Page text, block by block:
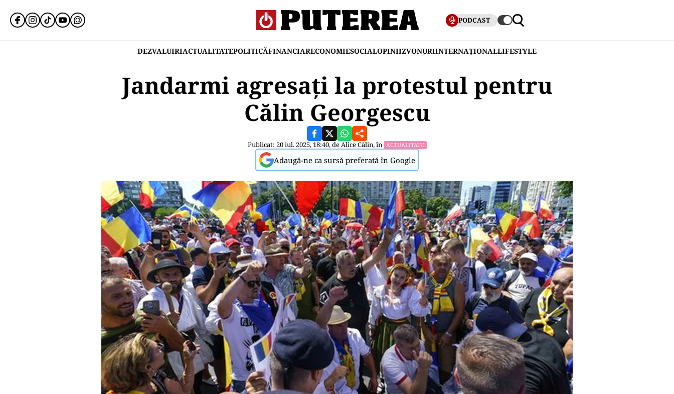
PODCAST
DEZVALUIRIACTUALITATEPOLITICĂFINANCIARECONOMIESOCIALOPINIIZVONURIINTERNAȚIONALLIFESTYLE
Jandarmi agresați la protestul pentru
Călin Georgescu
Publicat: 20 iul. 2025, 18:40, deAlice Călin, în ACTUALITATE
Adaugă-ne ca sursă preferată în Google